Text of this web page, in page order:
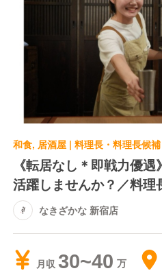
和食, 居酒屋 | 料理長・料理長候
《転居なし＊即戦力優
活躍しませんか？／料理
なきざかな 新宿店
月収 30~40